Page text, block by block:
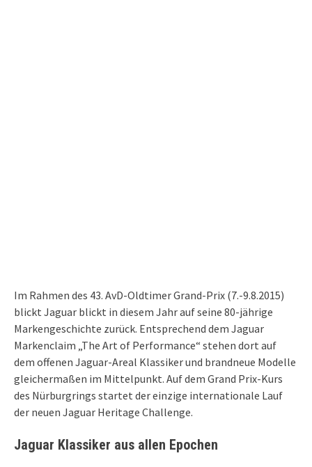
Im Rahmen des 43. AvD-Oldtimer Grand-Prix (7.-9.8.2015)
blickt Jaguar blickt in diesem Jahr auf seine 80-jährige
Markengeschichte zurück. Entsprechend dem Jaguar
Markenclaim „The Art of Performance“ stehen dort auf
dem offenen Jaguar-Areal Klassiker und brandneue Modelle
gleichermaßen im Mittelpunkt. Auf dem Grand Prix-Kurs
des Nürburgrings startet der einzige internationale Lauf
der neuen Jaguar Heritage Challenge.
Jaguar Klassiker aus allen Epochen